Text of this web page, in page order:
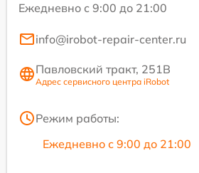
Ежедневно с 9:00 до 21:00
info@irobot-repair-center.ru
Павловский тракт, 251В
Адрес сервисного центра iRobot
Режим работы:
Ежедневно с 9:00 до 21:00